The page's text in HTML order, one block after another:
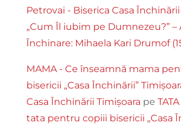
Petrovai - Biserica Casa
„Cum Îl iubim pe Dumnezeu?” –
Închinare: Mihaela Kari Drumof
MAMA - Ce înseamnă mama
bisericii „Casa Închinării”
Casa Închinării Timișoara pe
tata pentru copiii bisericii „Casa